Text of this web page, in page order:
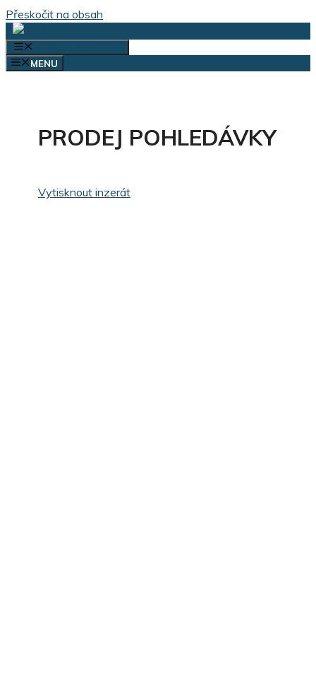
Přeskočit na obsah
MENU
PRODEJ POHLEDÁVKY
Vytisknout inzerát